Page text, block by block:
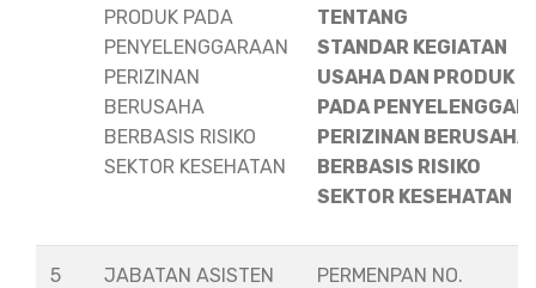
PRODUK PADA
PENYELENGGARAAN
PERIZINAN
BERUSAHA
BERBASIS RISIKO
SEKTOR KESEHATAN
TENTANG
STANDAR KEGIATAN
USAHA DAN PRODUK
PADA
PERIZINAN BERUSAHA
BERBASIS RISIKO
SEKTOR KESEHATAN
5
JABATAN ASISTEN
PERMENPAN NO.